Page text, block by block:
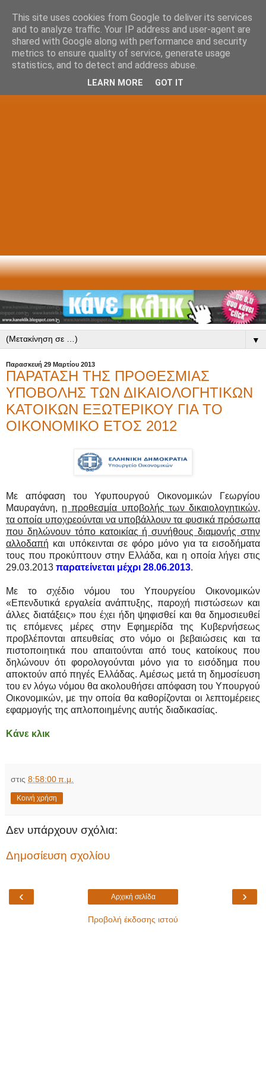
▼
Παρασκευή 29 Μαρτίου 2013
ΠΑΡΑΤΑΣΗ ΤΗΣ ΠΡΟΘΕΣΜΙΑΣ
ΥΠΟΒΟΛΗΣ ΤΩΝ ΔΙΚΑΙΟΛΟΓΗΤΙΚΩΝ
ΚΑΤΟΙΚΩΝ ΕΞΩΤΕΡΙΚΟΥ ΓΙΑ ΤΟ
ΟΙΚΟΝΟΜΙΚΟ ΕΤΟΣ 2012
Mε απόφαση του Υφυπουργού Οικονομικών Γεωργίου
Μαυραγάνη, η προθεσμία υποβολής των δικαιολογητικών,
τα οποία υποχρεούνται να υποβάλλουν τα φυσικά πρόσωπα
που δηλώνουν τόπο κατοικίας ή συνήθους διαμονής στην
αλλοδαπή και υπόκεινται σε φόρο μόνο για τα εισοδήματα
τους που προκύπτουν στην Ελλάδα, και η οποία λήγει στις
29.03.2013 παρατείνεται μέχρι 28.06.2013.
Με το σχέδιο νόμου του Υπουργείου Οικονομικών
«Επενδυτικά εργαλεία ανάπτυξης, παροχή πιστώσεων και
άλλες διατάξεις» που έχει ήδη ψηφισθεί και θα δημοσιευθεί
τις επόμενες μέρες στην Εφημερίδα της Κυβερνήσεως
προβλέπονται απευθείας στο νόμο οι βεβαιώσεις και τα
πιστοποιητικά που απαιτούνται από τους κατοίκους που
δηλώνουν ότι φορολογούνται μόνο για το εισόδημα που
αποκτούν από πηγές Ελλάδας. Αμέσως μετά τη δημοσίευση
του εν λόγω νόμου θα ακολουθήσει απόφαση του Υπουργού
Οικονομικών, με την οποία θα καθορίζονται οι λεπτομέρειες
εφαρμογής της απλοποιημένης αυτής διαδικασίας.
Κάνε κλικ
στις 8:58:00 π.μ.
Κοινή χρήση
Δεν υπάρχουν σχόλια:
Δημοσίευση σχολίου
‹ ›
Αρχική σελίδα
Προβολή έκδοσης ιστού
This site uses cookies from Google to deliver its services
and to analyze traffic. Your IP address and user-agent are
shared with Google along with performance and security
metrics to ensure quality of service, generate usage
statistics, and to detect and address abuse.
LEARN MORE GOT IT